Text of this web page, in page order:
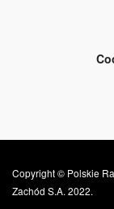
Copyright © Polskie
Zachód S.A. 2022.